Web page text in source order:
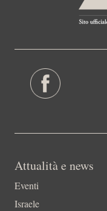
Attualità e news
Eventi
Israele